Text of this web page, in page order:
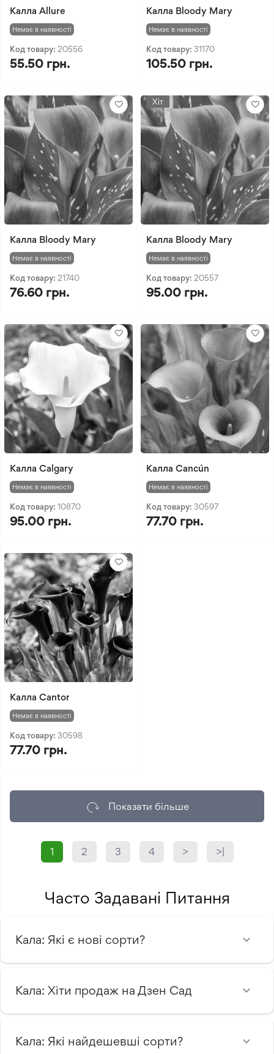
Калла Allure
Немає в наявності
Код товару: 20556
55.50 грн.
Калла Bloody Mary
Немає в наявності
Код товару: 31170
105.50 грн.
Калла Bloody Mary
Немає в наявності
Код товару: 21740
76.60 грн.
Хіт
Калла Bloody Mary
Немає в наявності
Код товару: 20557
95.00 грн.
Калла Calgary
Немає в наявності
Код товару: 10870
95.00 грн.
Калла Cancún
Немає в наявності
Код товару: 30597
77.70 грн.
Калла Cantor
Немає в наявності
Код товару: 30598
77.70 грн.
Показати більше
1 2 3 4 > >|
Часто Задавані Питання
Кала: Які є нові сорти?
Кала: Хіти продаж на Дзен Сад
Кала: Які найдешевші сорти?